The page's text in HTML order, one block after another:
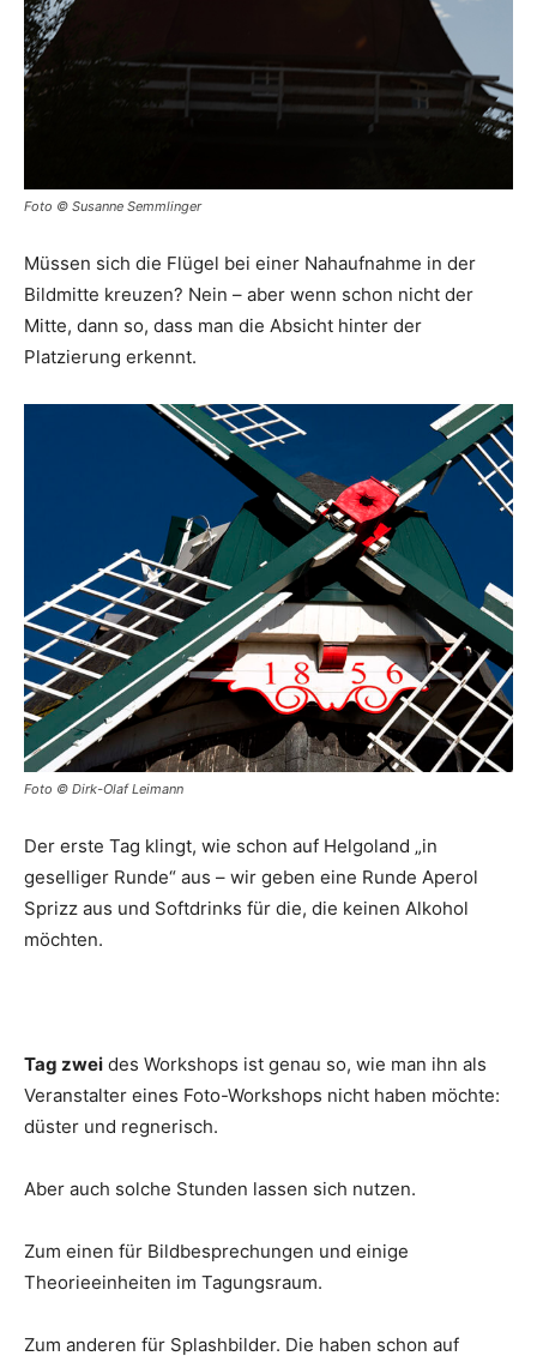
Foto © Susanne Semmlinger
Müssen sich die Flügel bei einer Nahaufnahme in der
Bildmitte kreuzen? Nein – aber wenn schon nicht der
Mitte, dann so, dass man die Absicht hinter der
Platzierung erkennt.
Foto © Dirk-Olaf Leimann
Der erste Tag klingt, wie schon auf Helgoland „in
geselliger Runde“ aus – wir geben eine Runde Aperol
Sprizz aus und Softdrinks für die, die keinen Alkohol
möchten.
Tag zwei des Workshops ist genau so, wie man ihn als
Veranstalter eines Foto-Workshops nicht haben möchte:
düster und regnerisch.
Aber auch solche Stunden lassen sich nutzen.
Zum einen für Bildbesprechungen und einige
Theorieeinheiten im Tagungsraum.
Zum anderen für Splashbilder. Die haben schon auf